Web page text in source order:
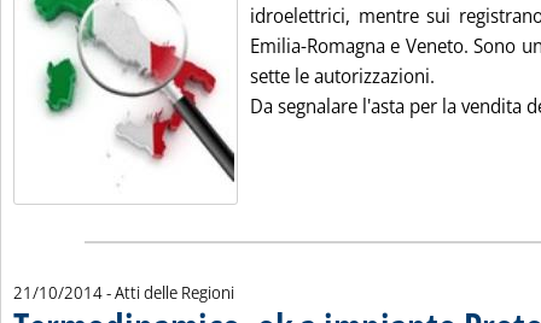
idroelettrici, mentre sui
Emilia-Romagna e Veneto. Sono
sette le autorizzazioni.
Da segnalare l'asta per la vendita
21/10/2014- Atti delle Regioni